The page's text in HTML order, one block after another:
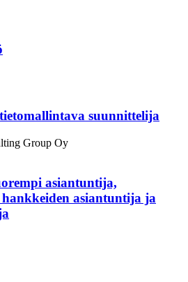
suunnittelija
Group Oy
asiantuntija,
asiantuntija ja